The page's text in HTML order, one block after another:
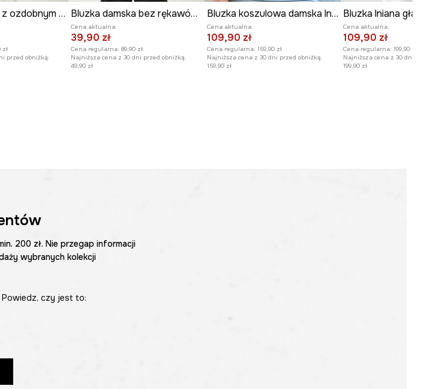
Bluzka damska z ozdobnym dekoltem kolor różowy
zł
przed obniżką:
Bluzka damska bez rękawów gładka
Cena aktualna:
39,90 zł
Cena regularna: 89,90 zł
Najniższa cena z 30 dni przed obniżką:
49,90 zł
Bluzka koszulowa damska lniana gładka
Cena aktualna:
109,90 zł
Cena regularna: 159,90 zł
Najniższa cena z 30 dni przed obniżką:
159,90 zł
Cena aktualna:
109,90 zł
Cena regularna: 199,90 zł
Najniższa cena z 30 dni przed
199,90 zł
200 zł. Nie przegap informacji
wybranych kolekcji
czy jest to: